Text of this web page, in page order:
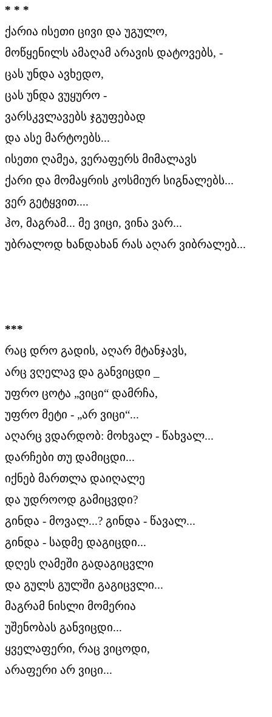
* * *
ქარია ისეთი ცივი და უგულო,
მოწყენილს ამაღამ არავის დატოვებს, -
ცას უნდა ავხედო,
ცას უნდა ვუყურო -
ვარსკვლავებს ჯგუფებად
და ასე მარტოებს...
ისეთი ღამეა, ვერაფერს მიმალავს
ქარი და მომაყრის კოსმიურ სიგნალებს...
ვერ გეტყვით....
ჰო, მაგრამ... მე ვიცი, ვინა ვარ...
უბრალოდ ხანდახან რას აღარ ვიბრალებ...
***
რაც დრო გადის, აღარ მტანჯავს,
არც ვღელავ და განვიცდი _
უფრო ცოტა „ვიცი“ დამრჩა,
უფრო მეტი - „არ ვიცი“...
აღარც ვდარდობ: მოხვალ - წახვალ...
დარჩები თუ დამიცდი...
იქნებ მართლა დაიღალე
და უდროოდ გამიცვდი?
გინდა - მოვალ...? გინდა - წავალ...
გინდა - სადმე დაგიცდი...
დღეს ღამეში გადაგიცვლი
და გულს გულში გაგიცვლი...
მაგრამ ნისლი მომერია
უშენობას განვიცდი...
ყველაფერი, რაც ვიცოდი,
არაფერი არ ვიცი...